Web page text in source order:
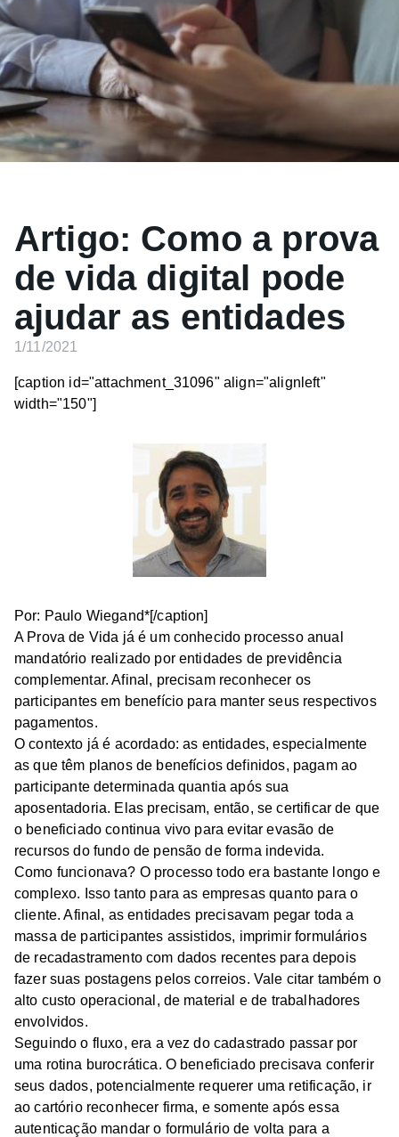
Artigo: Como a prova
de vida digital pode
ajudar as entidades
1/11/2021
[caption id="attachment_31096" align="alignleft"
width="150"]
Por: Paulo Wiegand*[/caption]
A Prova de Vida já é um conhecido processo anual
mandatório realizado por entidades de previdência
complementar. Afinal, precisam reconhecer os
participantes em benefício para manter seus respectivos
pagamentos.
O contexto já é acordado: as entidades, especialmente
as que têm planos de benefícios definidos, pagam ao
participante determinada quantia após sua
aposentadoria. Elas precisam, então, se certificar de que
o beneficiado continua vivo para evitar evasão de
recursos do fundo de pensão de forma indevida.
Como funcionava? O processo todo era bastante longo e
complexo. Isso tanto para as empresas quanto para o
cliente. Afinal, as entidades precisavam pegar toda a
massa de participantes assistidos, imprimir formulários
de recadastramento com dados recentes para depois
fazer suas postagens pelos correios. Vale citar também o
alto custo operacional, de material e de trabalhadores
envolvidos.
Seguindo o fluxo, era a vez do cadastrado passar por
uma rotina burocrática. O beneficiado precisava conferir
seus dados, potencialmente requerer uma retificação, ir
ao cartório reconhecer firma, e somente após essa
autenticação mandar o formulário de volta para a